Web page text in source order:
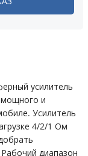
усилитель
мощного и
Усилитель
4/2/1 Ом
диапазон